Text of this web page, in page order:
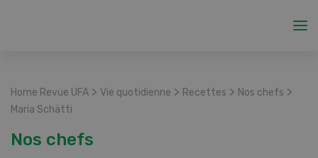
Home Revue UFA > Vie quotidienne > Recettes > Nos chefs >
Maria Schätti
Nos chefs